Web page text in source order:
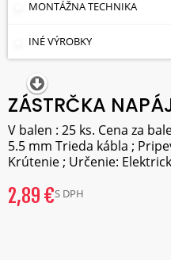
MONTÁŽNA TECHNIKA
INÉ VÝROBKY
ZÁSTRČKA
V balen : 25 ks. Cena za
5.5 mm Trieda kábla ;
Krútenie ; Určenie:
2,89 €S DPH